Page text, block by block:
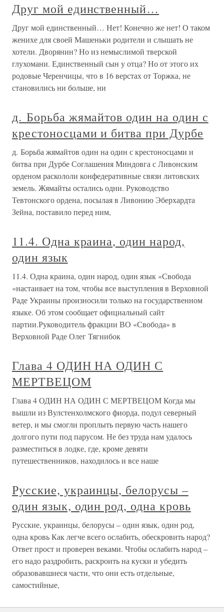
Друг мой единственный…
Друг мой единственный… Нет! Конечно же нет! О таком
женихе для своей Машеньки родители и слышать не
хотели. Дворянин? Но из немыслимой тверской
глухомани. Единственный сын у отца? Но от этого их
родовые Черенчицы, что в 16 верстах от Торжка, не
становились ни больше, ни
д. Борьба жямайтов один на один с
крестоносцами и битва при Дурбе
д. Борьба жямайтов один на один с крестоносцами и
битва при Дурбе Соглашения Миндовга с Ливонским
орденом раскололи конфедеративные связи литовских
земель. Жямайты остались одни. Руководство
Тевтонского ордена, посылая в Ливонию Эберхардта
Зейна, поставило перед ним,
11.4. Одна краина, один народ,
один язык
11.4. Одна краина, один народ, один язык «Свобода
«настаивает на том, чтобы все выступления в Верховной
Раде Украины произносили только на государственном
языке. Об этом сообщает официальный сайт
партии.Руководитель фракции ВО «Свобода» в
Верховной Раде Олег Тягнибок
Глава 4 ОДИН НА ОДИН С
МЕРТВЕЦОМ
Глава 4 ОДИН НА ОДИН С МЕРТВЕЦОМ Когда мы
вышли из Вулстенхолмского фиорда, подул северный
ветер, и мы смогли проплыть первую часть нашего
долгого пути под парусом. Не без труда нам удалось
разместиться в лодке, где, кроме девяти
путешественников, находилось и все наше
Русские, украинцы, белорусы –
один язык, один род, одна кровь
Русские, украинцы, белорусы – один язык, один род,
одна кровь Как легче всего ослабить, обескровить народ?
Ответ прост и проверен веками. Чтобы ослабить народ –
его надо раздробить, раскроить на куски и убедить
образовавшиеся части, что они есть отдельные,
самостийные,